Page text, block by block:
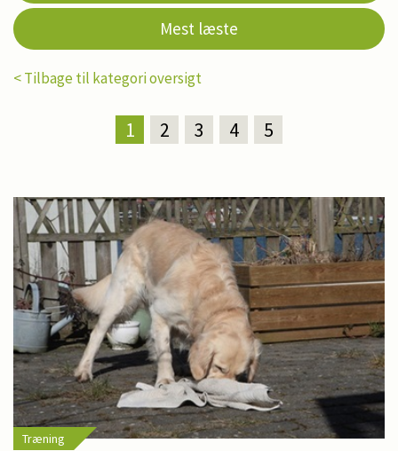
Mest læste
< Tilbage til kategori oversigt
1 2 3 4 5
Træning